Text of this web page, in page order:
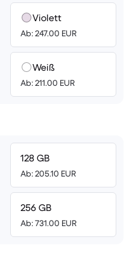
Violett
Ab: 247.00 EUR
Weiß
Ab: 211.00 EUR
128 GB
Ab: 205.10 EUR
256 GB
Ab: 731.00 EUR